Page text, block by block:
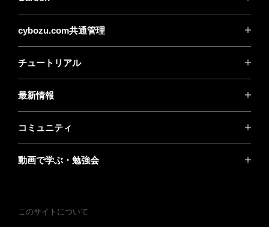
cybozu.com共通管理
チュートリアル
最新情報
コミュニティ
動画で学ぶ・勉強会
このサイトについて